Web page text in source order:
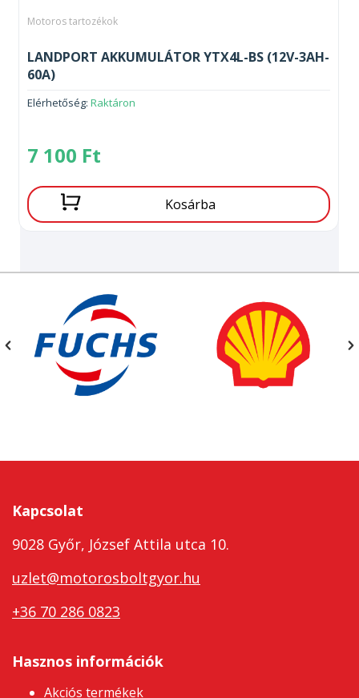
Motoros tartozékok
LANDPORT AKKUMULÁTOR YTX4L-BS (12V-3AH-
60A)
Elérhetőség: Raktáron
7 100 Ft
Kosárba
Kapcsolat
9028 Győr, József Attila utca 10.
uzlet@motorosboltgyor.hu
+36 70 286 0823
Hasznos információk
Akciós termékek